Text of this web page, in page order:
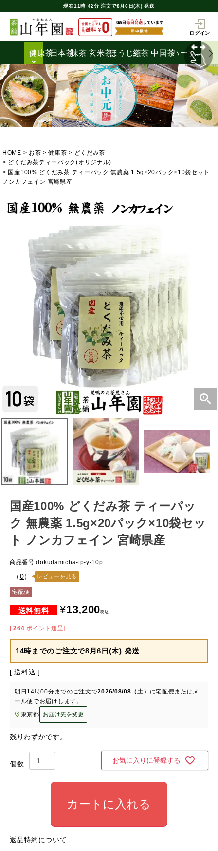
現在11時 42分 注文で8月6日(木) 発送
ログイン
健康茶日本茶抹茶 玄米茶ほうじ茶
紅茶 中国茶ハーブティ
HOME お茶 健康茶
どくだみ茶
どくだみ茶ティーパック(オリジナル)
国産100% どくだみ茶 ティーパック 無農薬 1.5g×20パック×10袋セット
ノンカフェイン 宮崎県産
国産100% どくだみ茶 ティーパッ
ク 無農薬 1.5g×20パック×10袋セッ
ト ノンカフェイン 宮崎県産
商品番号 dokudamicha-tp-y-10p
（0） レビューを見る
宅配便
¥13,200税込
[ 264 ポイント進呈]
14時までのご注文で8月6日(木) 発送
送料込
明日 14時00分 までのご注文で2026/08/08（土） に宅配便またはメ
ール便でお届けします。
東京都
お届け先を変更
残りわずかです。
お気に入りに登録する
カートに入れる
返品特約について